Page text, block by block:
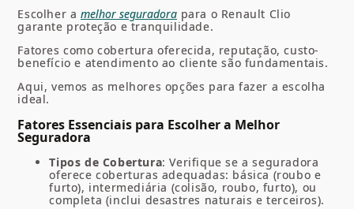
Escolher amelhor seguradora para o Renault Clio
garante proteção e tranquilidade.
Fatores como cobertura oferecida, reputação, custo-
benefício e atendimento ao cliente são fundamentais.
Aqui, vemos as melhores opções para fazer a escolha
ideal.
Fatores Essenciais para Escolher a Melhor
Seguradora
Tipos de Cobertura: Verifique se a seguradora
oferece coberturas adequadas: básica (roubo e
furto), intermediária (colisão, roubo, furto), ou
completa (inclui desastres naturais e terceiros).